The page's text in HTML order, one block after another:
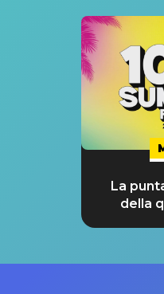
La
della